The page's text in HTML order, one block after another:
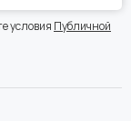
условия Публичной